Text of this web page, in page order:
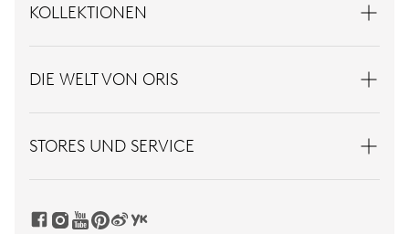
KOLLEKTIONEN
DIE WELT VON ORIS
STORES UND SERVICE